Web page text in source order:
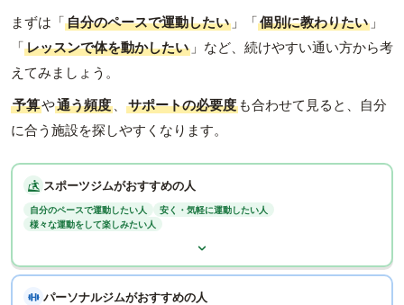
まずは「自分のペースで運動したい 」「個別に教わりたい 」
「レッスンで体を動かしたい 」など、続けやすい通い方から考
えてみましょう。
予算や通う頻度 、 サポートの必要度 も合わせて見ると、自分
に合う施設を探しやすくなります。
スポーツジムがおすすめの人
自分のペースで運動したい人
安く・気軽に運動したい人
様々な運動をして楽しみたい人
パーソナルジムがおすすめの人